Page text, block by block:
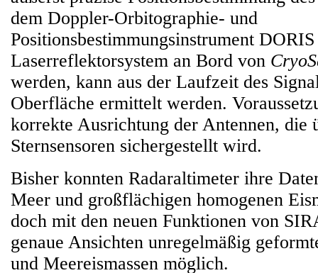
dem Doppler-Orbitographie- und
Positionsbestimmungsinstrument
Laserreflektorsystem an Bord von
werden, kann aus der Laufzeit des
Oberfläche ermittelt werden.
korrekte Ausrichtung der Antennen, die
Sternsensoren sichergestellt wird.
Bisher konnten Radaraltimeter ihre
Meer und großflächigen homogenen
doch mit den neuen Funktionen von
genaue Ansichten unregelmäßig
und Meereismassen möglich.